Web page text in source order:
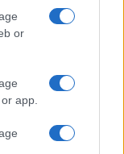
or
app.
di